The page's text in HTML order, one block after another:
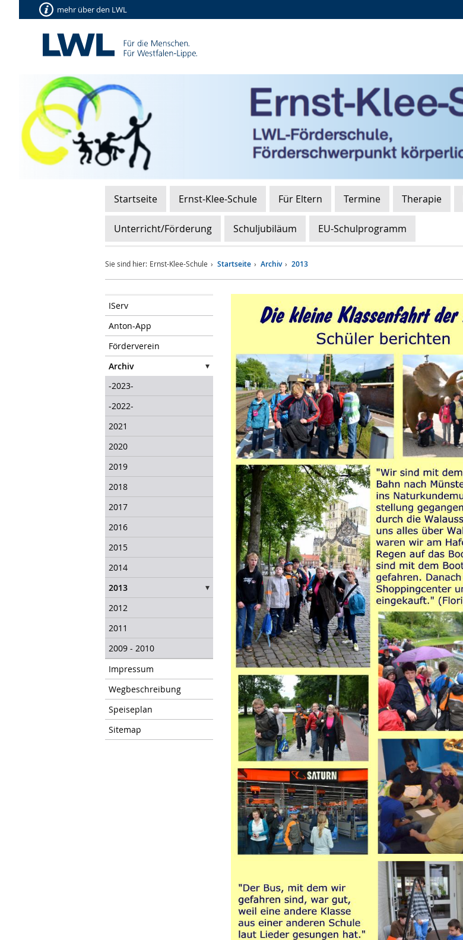
mehr über den LWL
Startseite Ernst-Klee-Schule Für Eltern Termine Therapie
Unterricht/Förderung Schuljubiläum EU-Schulprogramm
Sie sind hier: Ernst-Klee-Schule Startseite Archiv 2013
IServ
Anton-App
Förderverein
Archiv
-2023-
-2022-
2021
2020
2019
2018
2017
2016
2015
2014
2013
2012
2011
2009 - 2010
Impressum
Wegbeschreibung
Speiseplan
Sitemap